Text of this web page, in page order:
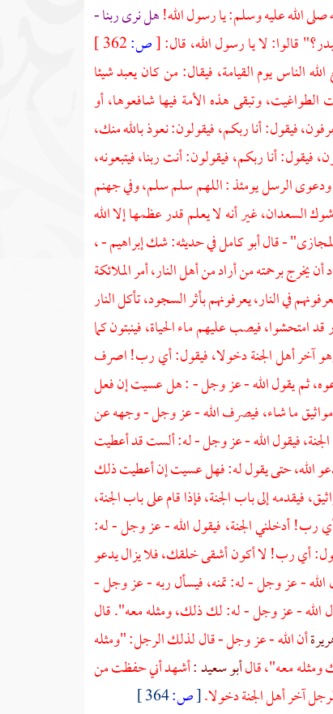
صلى الله عليه وسلم: يا رسول الله!هل نرى ربنا -
قالوا: لا يا رسول الله، قال:[ص:
يوم القيامة، فيقال: من كان يعبد شيئا
الطواغيت، وتبقى هذه الأمة فيها شافعوها، أو
فيقول: أنا ربكم، فيقولون: نعوذ بالله منك،
فيقول: أنا ربكم، فيقولون: أنت ربنا، فيتبعونه،
الرسل يومئذ : اللهم سلم سلم، وفي جهنم
السعدان، غير أنه لا يعلم قدر عظمها إلا الله
- قالأبو كاملفي حديثه: شكإبراهيم- ،
برحمته من أراد من أهل النار، أمر الملائكة
في النار، يعرفونهم بأثر السجود، تأكل النار
امتحشوا، فيصب عليهم ماء الحياة، فينبتون كما
وهو آخر أهل الجنة دخولا، فيقول: أي رب! اصرف
ثم يقول الله - عز وجل - : هل عسيت إن فعل
ما شاء، فيصرف الله - عز وجل - وجهه عن
فيقول الله - عز وجل - له: ألست قد أعطيت
الله، حتى يقول له: فهل عسيت إن أعطيت ذلك
إلى باب الجنة، فإذا قام على باب الجنة،
رب! أدخلني الجنة، فيقول الله - عز وجل - له:
أي رب! لا أكون أشقى خلقك، فلا يزال يدعو
الله - عز وجل - له: تمنه، فيسأل ربه - عز وجل -
الله - عز وجل - له: لك ذلك، ومثله معه". قال
أن الله - عز وجل - قال لذلك الرجل: "ومثله
معه"، قالأبو سعيد :أشهد أني حفظت من
آخر أهل الجنة دخولا.[ص: